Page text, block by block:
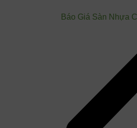
Báo Giá Sàn Nhựa